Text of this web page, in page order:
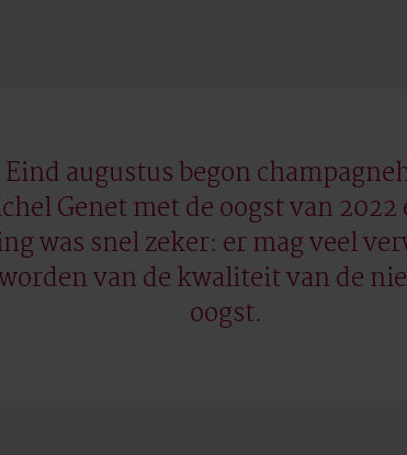
Eind augustus begon
Genet met de oogst van 2022
was snel zeker: er mag veel
van de kwaliteit van de
oogst.